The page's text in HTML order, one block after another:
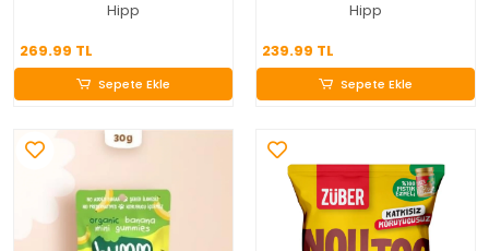
Hipp
269.99 TL
269.99 TL
Sepete Ekle
Hipp
239.99 TL
239.99 TL
Sepete Ekle